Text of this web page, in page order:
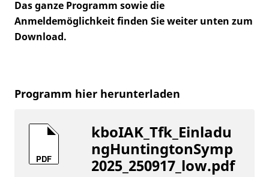
Das ganze Programm sowie die
Anmeldemöglichkeit finden Sie weiter unten zum
Download.
Programm hier herunterladen
PDF
kboIAK_Tfk_Einladu
ngHuntingtonSymp
2025_250917_low.pdf